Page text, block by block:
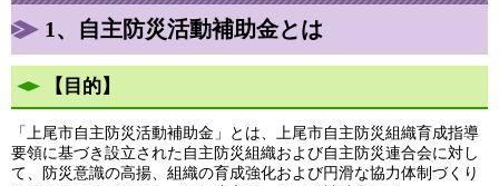
1、自主防災活動補助金とは
【目的】
「上尾市自主防災活動補助金」とは、上尾市自主防災組織育成指導
要領に基づき設立された自主防災組織および自主防災連合会に対し
て、防災意識の高揚、組織の育成強化および円滑な協力体制づくり